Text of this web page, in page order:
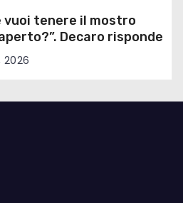
vuoi tenere il mostro
Decaro risponde
sull’ex Ilva
2026